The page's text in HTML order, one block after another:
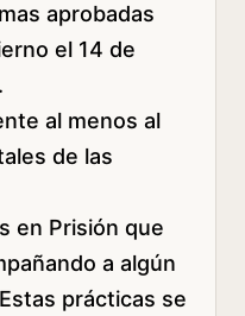
aprobadas
el 14 de
al menos al
de las
en Prisión que
a algún
prácticas se